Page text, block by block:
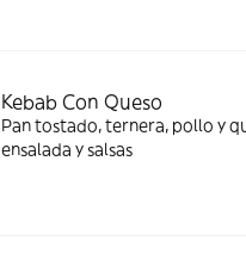
Kebab Con Queso
Pan tostado, ternera, pollo y
ensalada y salsas